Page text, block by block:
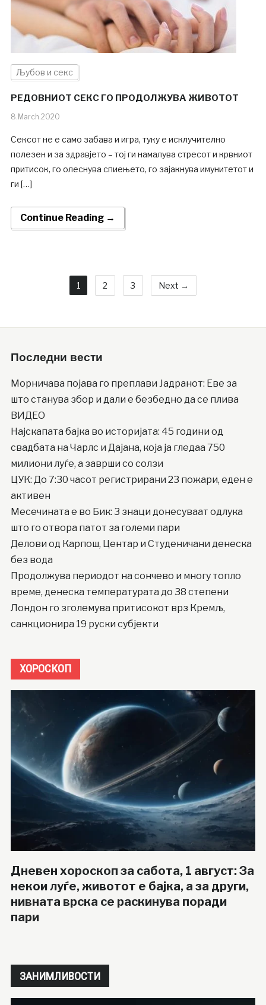
Љубов и секс
РЕДОВНИОТ СЕКС ГО ПРОДОЛЖУВА ЖИВОТОТ
8.March.2020
Сексот не е само забава и игра, туку е исклучително
полезен и за здравјето – тој ги намалува стресот и крвниот
притисок, го олеснува спиењето, го зајакнува имунитетот и
ги […]
Continue Reading →
1 2 3 Next →
Последни вести
Moрничава појава го преплави Јадранот: Еве за
што станува збор и дали е безбедно да се плива
ВИДЕО
Најскапата бајка во историјата: 45 години од
свадбата на Чарлс и Дајана, која ја гледаа 750
милиони луѓе, а заврши со солзи
ЦУК: До 7:30 часот регистрирани 23 пожари, еден е
активен
Месечината е во Бик: 3 знаци донесуваат одлука
што го отвора патот за големи пари
Делови од Карпош, Центар и Студеничани денеска
без вода
Продолжува периодот на сончево и многу топло
време, денеска температурата до 38 степени
Лондон го зголемува притисокот врз Кремљ,
санкционира 19 руски субјекти
ХОРОСКОП
Дневен хороскоп за сабота, 1 август: За
некои луѓе, животот е бајка, а за други,
нивната врска се раскинува поради
пари
ЗАНИМЛИВОСТИ